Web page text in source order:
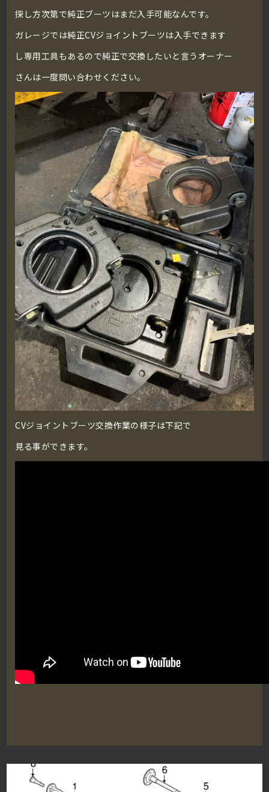
探し方次第で純正ブーツはまだ入手可能なんです。
ガレージでは純正CVジョイントブーツは入手できます
し専用工具もあるので純正で交換したいと言うオーナー
さんは一度問い合わせください。
CVジョイントブーツ交換作業の様子は下記で
見る事ができます。